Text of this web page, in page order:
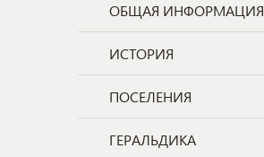
ОБЩАЯ ИНФОРМАЦИЯ
ИСТОРИЯ
ПОСЕЛЕНИЯ
ГЕРАЛЬДИКА